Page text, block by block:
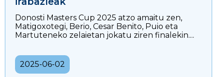
Donosti Masters Cup 2025 atzo amaitu zen,
Matigoxotegi, Berio, Cesar Benito, Puio eta
Martuteneko zelaietan jokatu ziren finalekin....
2025-06-02